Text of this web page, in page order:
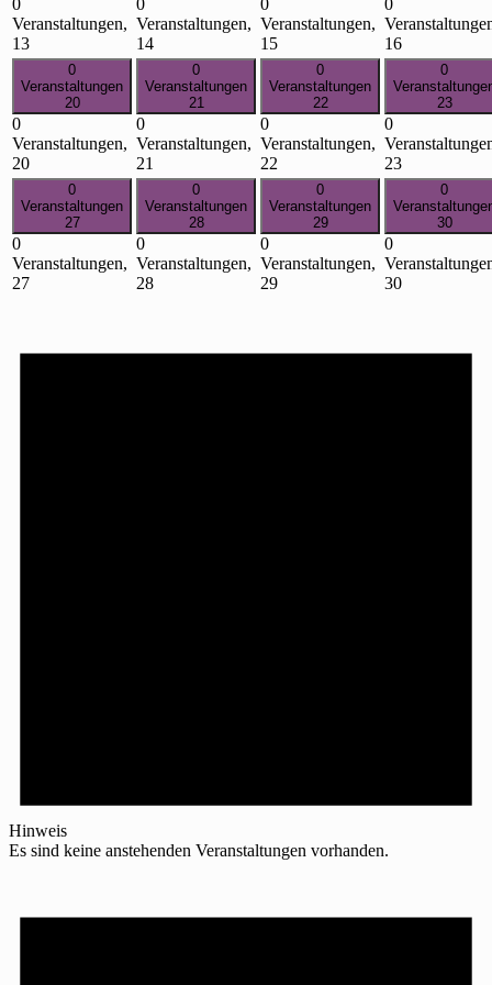
Veranstaltungen,
13
Veranstaltungen,
14
Veranstaltungen,
15
16
0
Veranstaltungen
20
0
Veranstaltungen,
20
0
Veranstaltungen
21
0
Veranstaltungen,
21
0
Veranstaltungen
22
0
Veranstaltungen,
22
0
23
0
23
0
Veranstaltungen
27
0
Veranstaltungen,
27
0
Veranstaltungen
28
0
Veranstaltungen,
28
0
Veranstaltungen
29
0
Veranstaltungen,
29
0
30
0
30
Hinweis
Es sind keine anstehenden Veranstaltungen vorhanden.